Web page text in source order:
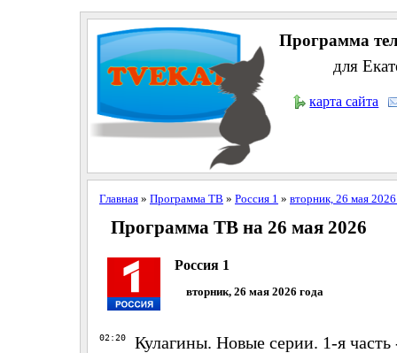
Программа
для
карта сайта
Главная» Программа ТВ » Россия 1 » вторник, 26 мая
Программа ТВ на 26 мая 2026
Россия 1
вторник, 26 мая 2026 года
02:20 Кулагины. Новые серии. 1-я